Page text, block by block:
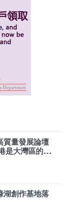
質量發展論壇
是大灣區的
湖創作基地落